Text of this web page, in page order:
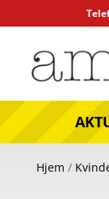
Hjem /